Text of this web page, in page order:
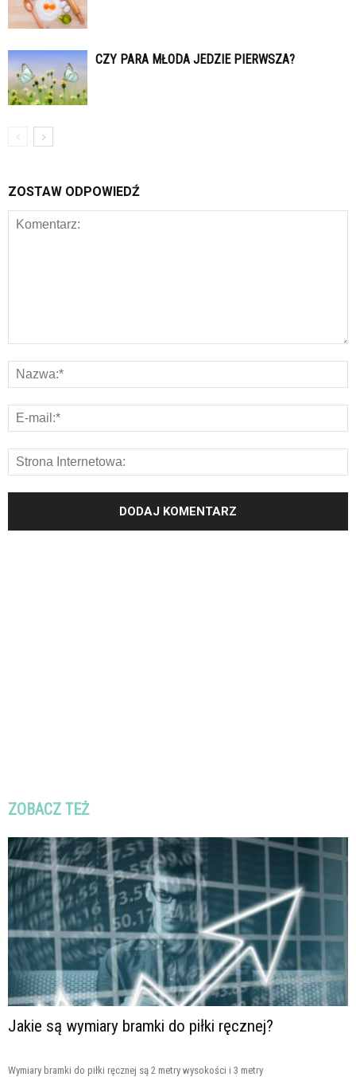
CZY PARA MŁODA JEDZIE PIERWSZA?
ZOSTAW ODPOWIEDŹ
ZOBACZ TEŻ
Jakie są wymiary bramki do piłki ręcznej?
Wymiary bramki do piłki ręcznej są 2 metry wysokości i 3 metry